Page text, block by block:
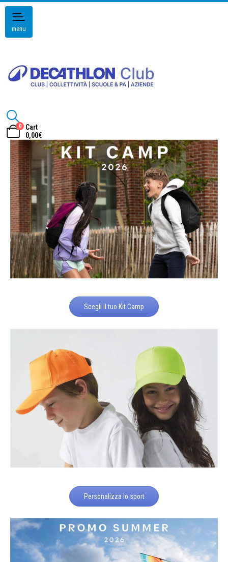
menu
0
Cart
0,00€
Scegli il tuo Kit Camp
Personalizza lo sport